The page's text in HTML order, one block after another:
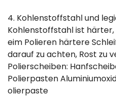
4. Kohlenstoffstahl und
Kohlenstoffstahl ist
eim Polieren härtere
darauf zu achten, Rost zu
Polierscheiben:
Polierpasten
olierpaste